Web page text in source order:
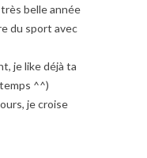
belle année
du sport avec
je like déjà ta
^^)
je croise